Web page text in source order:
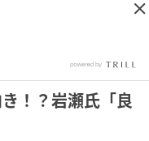
！？岩瀬氏「良